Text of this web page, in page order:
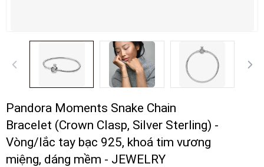
Pandora Moments Snake Chain
Bracelet (Crown Clasp, Silver Sterling) -
Vòng/lắc tay bạc 925, khoá tim vương
miệng, dáng mềm - JEWELRY